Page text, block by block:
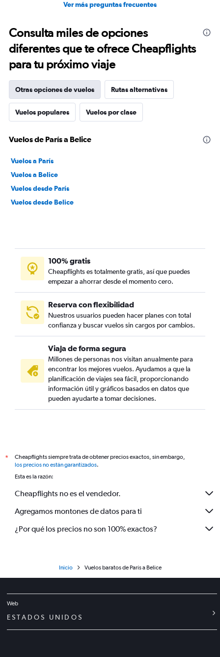
Ver más preguntas frecuentes
Consulta miles de opciones
diferentes que te ofrece Cheapflights
para tu próximo viaje
Otras opciones de vuelos Rutas alternativas
Vuelos populares Vuelos por clase
Vuelos de París a Belice
Vuelos a París
Vuelos a Belice
Vuelos desde París
Vuelos desde Belice
100% gratis
Cheapflights es totalmente gratis, así que puedes
empezar a ahorrar desde el momento cero.
Reserva con flexibilidad
Nuestros usuarios pueden hacer planes con total
confianza y buscar vuelos sin cargos por cambios.
Viaja de forma segura
Millones de personas nos visitan anualmente para
encontrar los mejores vuelos. Ayudamos a que la
planificación de viajes sea fácil, proporcionando
información útil y gráficos basados en datos que
pueden ayudarte a tomar decisiones.
*
Cheapflights siempre trata de obtener precios exactos, sin embargo,
los precios no están garantizados.
Esta es la razón:
Cheapflights no es el vendedor.
Agregamos montones de datos para ti
¿Por qué los precios no son 100% exactos?
Inicio Vuelos baratos de París a Belice
Web
ESTADOS UNIDOS